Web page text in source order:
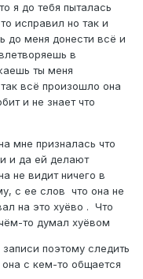
я до тебя пыталась
исправил но так и
до меня донести всё и
в
ты меня
всё произошло она
и не знает что
мне призналась что
и да ей делают
не видит ничего в
с ее слов что она не
на это хуёво . Что
то думал хуёвом
поэтому следить
с кем-то общается